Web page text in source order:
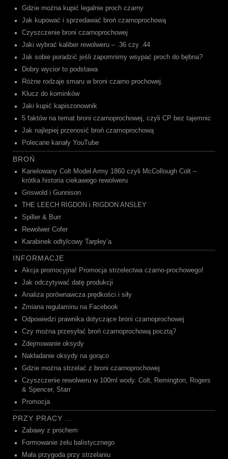
Gdzie można kupić legalnie proch czarny
Jak kupować i sprzedawać broń czarnoprochową
Czyszczenie broni czarnoprochowej
Jaki wybrać kaliber rewolweru – .36 czy .44
Jak sobie poradzić jeśli zapomnimy wsypać proch do bębna?
Dobry wycior to podstawa
Różne rodzaje smaru w broni czarno prochowej.
Klucz do kominków
Jaki kupić kapiszonownik
5 faktów na temat broni czarnoprochowej, czyli CP bez tajemnic
Jak najlepiej przenosić broń czarnoprochową
Polecane kanały YouTube
BROŃ
Kanelowany Colt Model Army 1860 czyli McCollough Colt –
krótka historia ciekawego rewolweru
Griswold i Gunnison
THE LEECH RIGDON i RIGDON ANSLEY
Spiller & Burr
Rewolwer Cofer
Karabinek odtylcowy Tarpley’a
INFORMACJE
Akcja promocyjna! Promocja strzelectwa czarno-prochowego!
Jak odczytywać datę produkcji
Analiza porównawcza prędkości i siły
Zmiana regulaminu na Facebook
Odpowiedzi prawnika dotyczące broni czarnoprochowej
Czy można przesyłać broń czarnoprochową pocztą?
Zdejmowanie oksydy
Nakładanie oksydy na gorąco
Gdzie można strzelać z broni czarnoprochowej
Czyszczenie rewolweru w 100ml wody. Colt, Remington, Rogers
& Spencer, Starr
Promocja
PRZY PRACY …
Zabawy z prochem
Formowanie żelu balistycznego
Mała przygoda przy strzelaniu